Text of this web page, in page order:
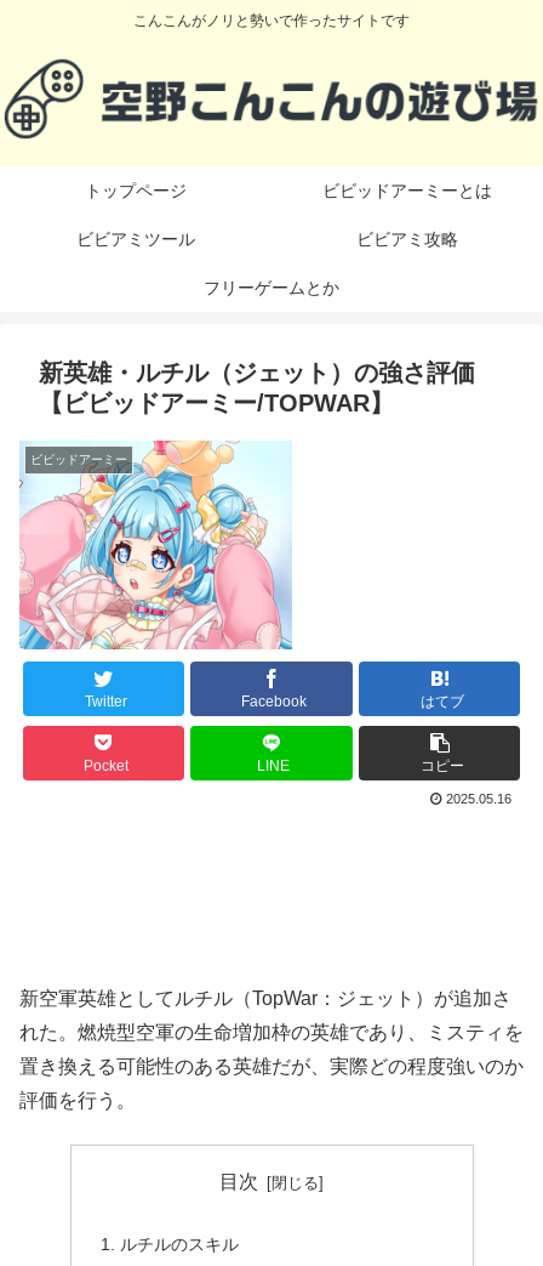
こんこんがノリと勢いで作ったサイトです
トップページ ビビッドアーミーとは
ビビアミツール ビビアミ攻略
フリーゲームとか
新英雄・ルチル（ジェット）の強さ評価
【ビビッドアーミー/TOPWAR】
ビビッドアーミー
Twitter Facebook はてブ
Pocket LINE コピー
2025.05.16
新空軍英雄としてルチル（TopWar：ジェット）が追加さ
れた。燃焼型空軍の生命増加枠の英雄であり、ミスティを
置き換える可能性のある英雄だが、実際どの程度強いのか
評価を行う。
目次
ルチルのスキル